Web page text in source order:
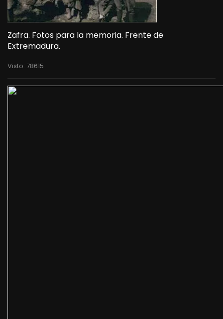
Zafra. Fotos para la memoria. Frente de
Extremadura.
Visto: 78615